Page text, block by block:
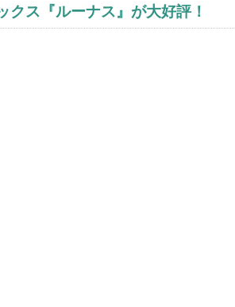
ス『ルーナス』が大好評！